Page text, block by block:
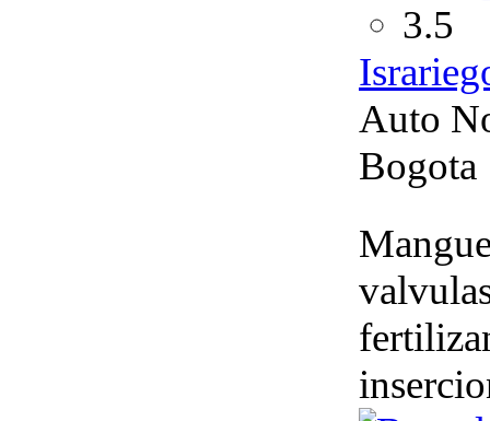
3.5
Auto
Bogota